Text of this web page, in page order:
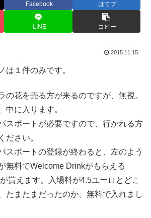
Facebook はてブ
LINE コピー
2015.11.15
は１件のみです。
の花を売る方が来るのですが、無視。
中に入ります。
スポートが必要ですので、行かれる方
ださい。
スポートの登録が終わると、左のよう
無料でWelcome Drinkがもらえる
貰えます。入場料が4.5ユーロとどこ
たまたまだったのか、無料で入れまし